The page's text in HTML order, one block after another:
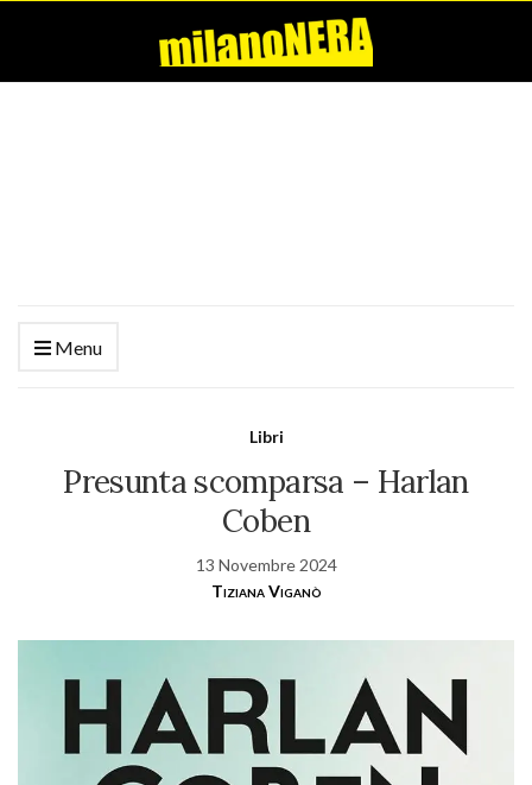
Menu
Libri
Presunta scomparsa – Harlan
Coben
13 Novembre 2024
Tiziana Viganò